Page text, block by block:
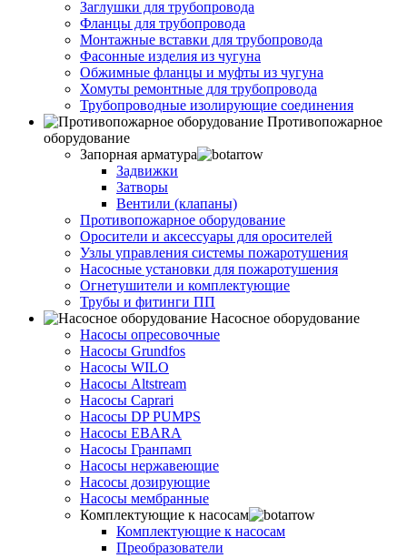
Заглушки для трубопровода
Фланцы для трубопровода
Монтажные вставки для трубопровода
Фасонные изделия из чугуна
Обжимные фланцы и муфты из чугуна
Хомуты ремонтные для трубопровода
Трубопроводные изолирующие соединения
Противопожарное
оборудование
Запорная арматура
Задвижки
Затворы
Вентили (клапаны)
Противопожарное оборудование
Оросители и аксессуары для оросителей
Узлы управления системы пожаротушения
Насосные установки для пожаротушения
Огнетушители и комплектующие
Трубы и фитинги ПП
Насосное оборудование
Насосы опресовочные
Насосы Grundfos
Насосы WILO
Насосы Altstream
Насосы Caprari
Насосы DP PUMPS
Насосы EBARA
Насосы Гранпамп
Насосы нержавеющие
Насосы дозирующие
Насосы мембранные
Комплектующие к насосам
Комплектующие к насосам
Преобразователи